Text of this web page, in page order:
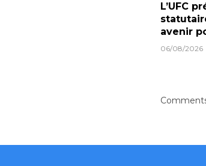
L’UFC
avenir
06/08/2026